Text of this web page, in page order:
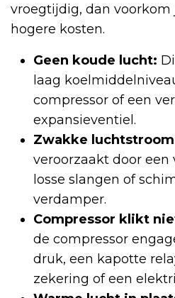
vroegtijdig, dan voorkom
hogere kosten.
Geen koude lucht:
laag
compressor of een
expansieventiel.
Zwakke
veroorzaakt door een
losse slangen of
verdamper.
Compressor klikt
de compressor
druk, een kapotte
zekering of een